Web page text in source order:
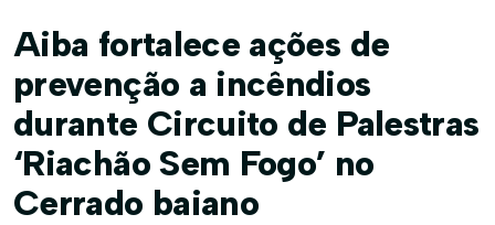
Aiba fortalece ações de
prevenção a incêndios
durante Circuito de Palestras
‘Riachão Sem Fogo’ no
Cerrado baiano